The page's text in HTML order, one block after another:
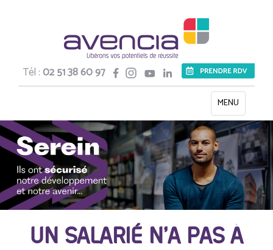
Tél :02 51 38 60 97
Toggle
navigation
MENU
UN SALARIÉ N’A PAS À